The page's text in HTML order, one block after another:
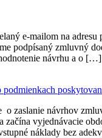
e-mailom na
podpísaný zmluvný
návrhu a o […]
zaslanie návrhov
začína vyjednávacie
náklady bez